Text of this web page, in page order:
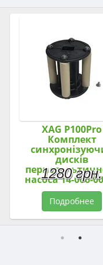
XAG P100Pro
Комплект
дисків
насоса 14-006-
1280 грн.
Подробнее